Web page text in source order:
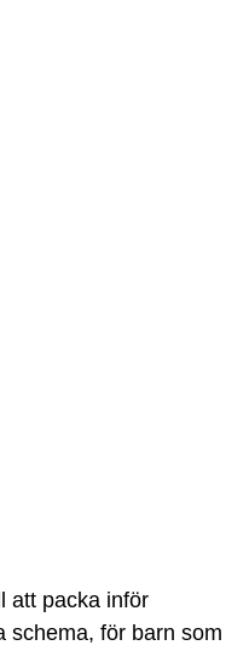
att packa inför
schema, för barn som